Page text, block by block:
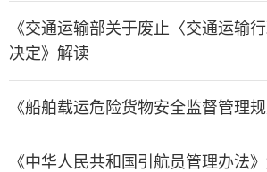
《交通运输部关于废止〈交通运输
决定》解读
《船舶载运危险货物安全监督管理
《中华人民共和国引航员管理办法